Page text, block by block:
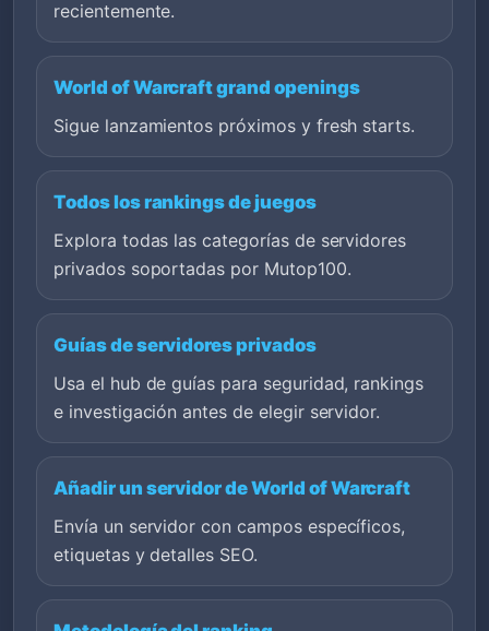
recientemente.
World of Warcraft grand openings
Sigue lanzamientos próximos y fresh starts.
Todos los rankings de juegos
Explora todas las categorías de servidores
privados soportadas por Mutop100.
Guías de servidores privados
Usa el hub de guías para seguridad, rankings
e investigación antes de elegir servidor.
Añadir un servidor de World of Warcraft
Envía un servidor con campos específicos,
etiquetas y detalles SEO.